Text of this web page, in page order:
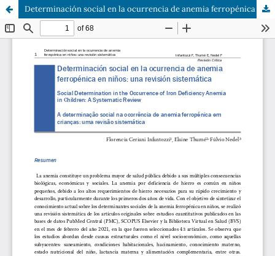
Determinación social en la ocurrencia de anemia ferropénica en niños: